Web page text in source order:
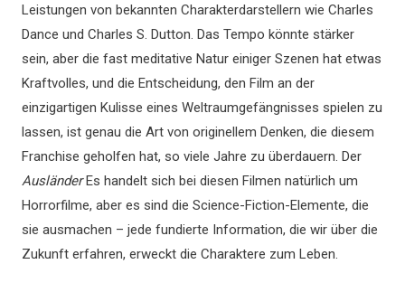
Leistungen von bekannten Charakterdarstellern wie Charles
Dance und Charles S. Dutton. Das Tempo könnte stärker
sein, aber die fast meditative Natur einiger Szenen hat etwas
Kraftvolles, und die Entscheidung, den Film an der
einzigartigen Kulisse eines Weltraumgefängnisses spielen zu
lassen, ist genau die Art von originellem Denken, die diesem
Franchise geholfen hat, so viele Jahre zu überdauern. Der
AusländerEs handelt sich bei diesen Filmen natürlich um
Horrorfilme, aber es sind die Science-Fiction-Elemente, die
sie ausmachen – jede fundierte Information, die wir über die
Zukunft erfahren, erweckt die Charaktere zum Leben.